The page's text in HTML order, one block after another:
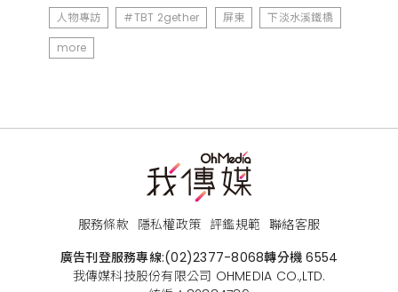
人物專訪 #TBT 2gether 屏東
下淡水溪鐵橋
more
服務條款 隱私權政策 評鑑規範 聯絡客服
廣告刊登服務專線:(02)2377-8068轉分機 6554
我傳媒科技股份有限公司 OHMEDIA CO.,LTD.